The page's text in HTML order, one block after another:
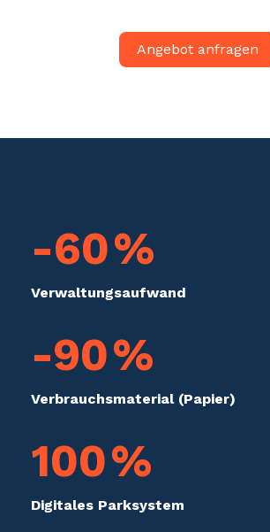
Angebot anfragen
-60%
Verwaltungs­aufwand
-90%
Verbrauchs­material (Papier)
100%
Digitales Parksystem